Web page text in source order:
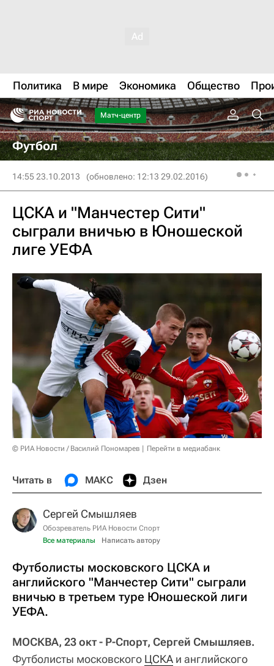
Политика В мире Экономика Общество
Матч-центр
Футбол
14:55 23.10.2013 (обновлено: 12:13 29.02.2016)
ЦСКА и "Манчестер Сити"
сыграли вничью в Юношеской
лиге УЕФА
© РИА Новости / Василий Пономарев Перейти в медиабанк
Читать в МАКС Дзен
Сергей Смышляев
Обозреватель РИА Новости Спорт
Все материалы
Написать автору
Футболисты московского ЦСКА и
английского "Манчестер Сити" сыграли
вничью в третьем туре Юношеской лиги
УЕФА.
МОСКВА, 23 окт - Р-Спорт, Сергей Смышляев.
Футболисты московского ЦСКА и английского